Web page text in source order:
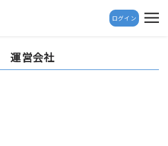
ログイン
運営会社